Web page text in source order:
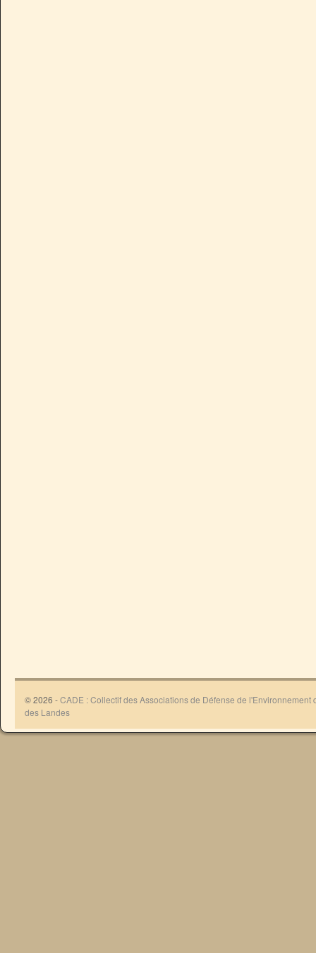
© 2026 -CADE : Collectif des Associations de Défense de l'Environnement
des Landes